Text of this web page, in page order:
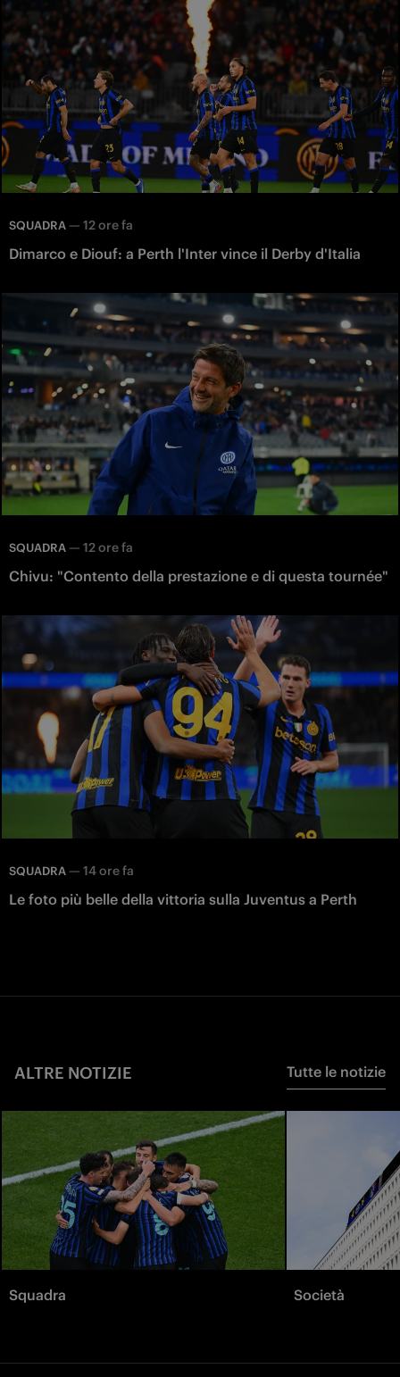
SQUADRA — 12 ore fa
Dimarco e Diouf: a Perth l'Inter vince il Derby d'Italia
SQUADRA — 12 ore fa
Chivu: "Contento della prestazione e di questa tournée"
SQUADRA — 14 ore fa
Le foto più belle della vittoria sulla Juventus a Perth
ALTRE NOTIZIE Tutte le notizie
Squadra Società